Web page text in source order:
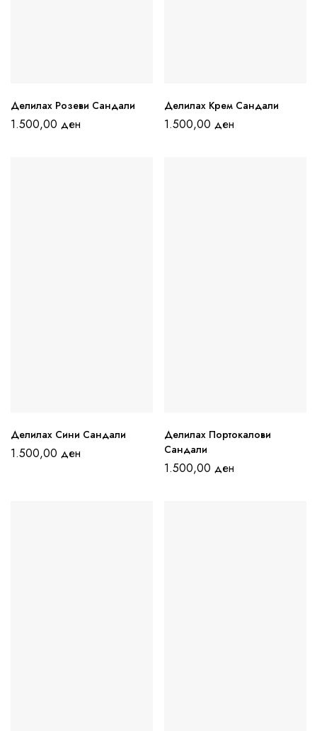
Делилах Розеви Сандали
1.500,00 ден
Делилах Крем Сандали
1.500,00 ден
Делилах Сини Сандали
1.500,00 ден
Делилах Портокалови
Сандали
1.500,00 ден